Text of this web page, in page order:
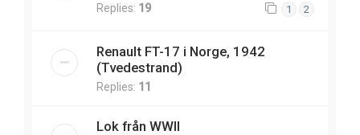
Replies: 19 1 2
Renault FT-17 i Norge, 1942
(Tvedestrand)
Replies: 11
Lok från WWII